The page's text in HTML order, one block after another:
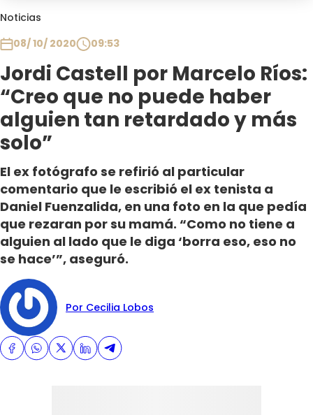
Noticias
08/ 10/ 2020
09:53
Jordi Castell por Marcelo Ríos:
“Creo que no puede haber
alguien tan retardado y más
solo”
El ex fotógrafo se refirió al particular
comentario que le escribió el ex tenista a
Daniel Fuenzalida, en una foto en la que pedía
que rezaran por su mamá. “Como no tiene a
alguien al lado que le diga ‘borra eso, eso no
se hace’”, aseguró.
Por Cecilia Lobos
Plan Perfecto
El Tiempo
Sabingo
Todos Los Programas